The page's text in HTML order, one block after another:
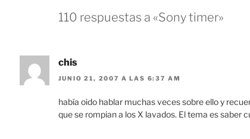
110 respuestas a «Sony timer»
chis
JUNIO 21, 2007 A LAS 6:37 AM
había oido hablar muchas veces sobre ello y
que se rompian a los X lavados. El tema es saber